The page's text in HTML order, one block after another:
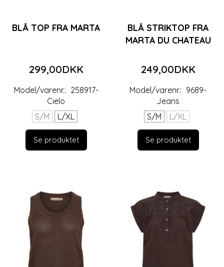
BLÅ TOP FRA MARTA
299,00DKK
Model/varenr.: 258917-
Cielo
S/M
L/XL
Se produktet
BLÅ STRIKTOP FRA
MARTA DU CHATEAU
249,00DKK
Model/varenr.: 9689-
Jeans
S/M
L/XL
Se produktet